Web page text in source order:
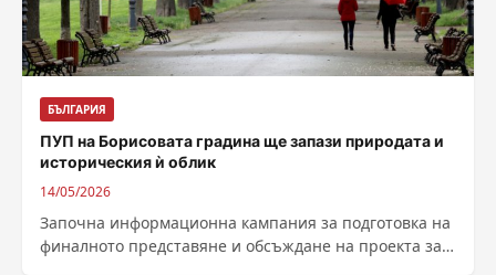
БЪЛГАРИЯ
ПУП на Борисовата градина ще запази природата и
историческия ѝ облик
14/05/2026
Започна информационна кампания за подготовка на
финалното представяне и обсъждане на проекта за